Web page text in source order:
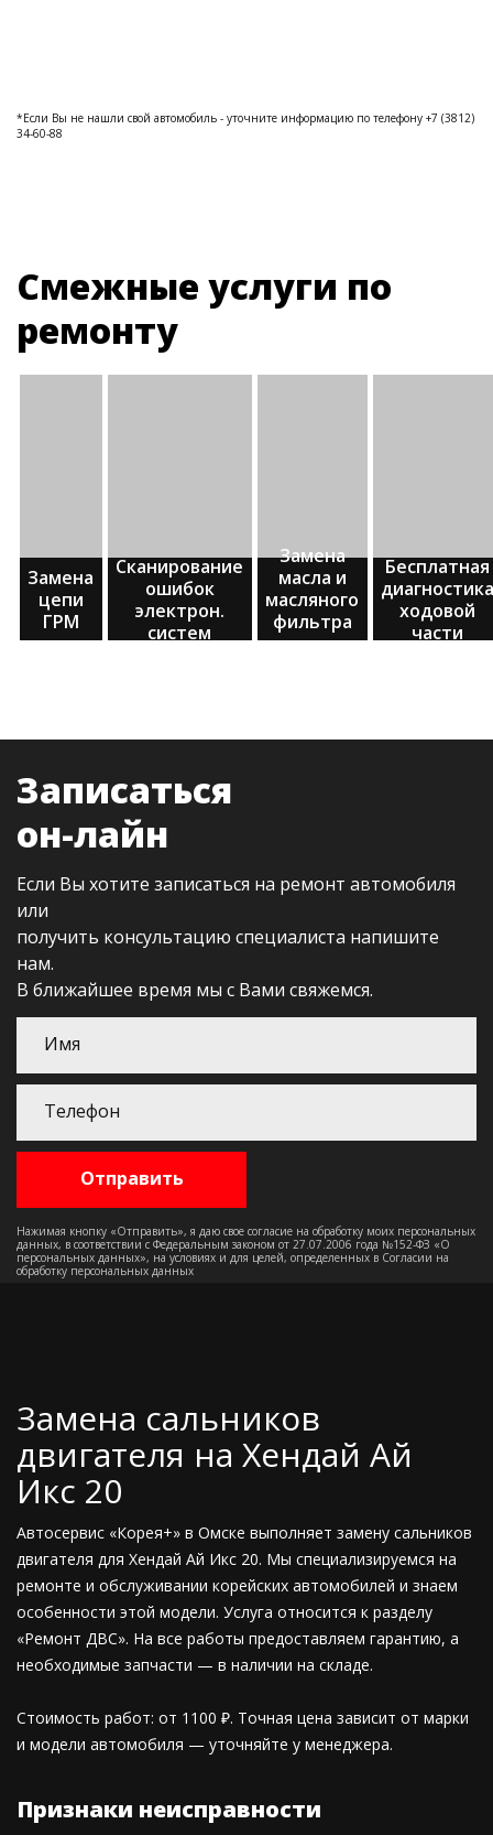
*Если Вы не нашли свой автомобиль - уточните информацию по телефону +7 (3812)
34-60-88
Смежные услуги по
ремонту
Замена
цепи
ГРМ
Сканирование
ошибок
электрон.
систем
Замена
масла и
масляного
фильтра
двигателя
Бесплатная
диагностика
ходовой
части
Записаться
он-лайн
Если Вы хотите записаться на ремонт автомобиля
или
получить консультацию специалиста напишите
нам.
В ближайшее время мы с Вами свяжемся.
Нажимая кнопку «Отправить», я даю свое согласие на обработку моих персональных
данных, в соответствии с Федеральным законом от 27.07.2006 года №152-ФЗ «О
персональных данных», на условиях и для целей, определенных в Согласии на
обработку персональных данных
Замена сальников
двигателя на Хендай Ай
Икс 20
Автосервис «Корея+» в Омске выполняет замену сальников
двигателя для Хендай Ай Икс 20. Мы специализируемся на
ремонте и обслуживании корейских автомобилей и знаем
особенности этой модели. Услуга относится к разделу
«Ремонт ДВС». На все работы предоставляем гарантию, а
необходимые запчасти — в наличии на складе.
Стоимость работ: от 1100 ₽. Точная цена зависит от марки
и модели автомобиля — уточняйте у менеджера.
Признаки неисправности